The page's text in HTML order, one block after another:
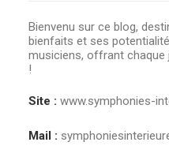
Bienvenu sur ce blog,
bienfaits et ses
musiciens, offrant
!
Site : www.symphonies-
Mail :